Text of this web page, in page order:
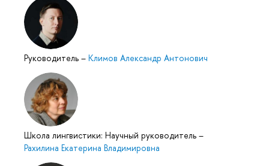
Руководитель – Климов Александр Антонович
Школа лингвистики: Научный руководитель –
Рахилина Екатерина Владимировна